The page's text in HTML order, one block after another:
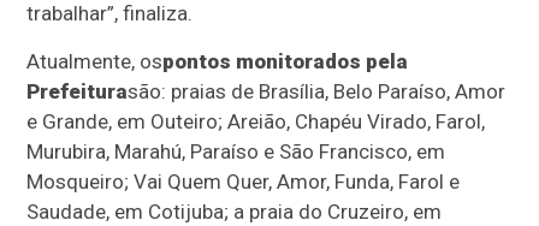
trabalhar”, finaliza.
Atualmente, ospontos monitorados pela
Prefeiturasão: praias de Brasília, Belo Paraíso, Amor
e Grande, em Outeiro; Areião, Chapéu Virado, Farol,
Murubira, Marahú, Paraíso e São Francisco, em
Mosqueiro; Vai Quem Quer, Amor, Funda, Farol e
Saudade, em Cotijuba; a praia do Cruzeiro, em